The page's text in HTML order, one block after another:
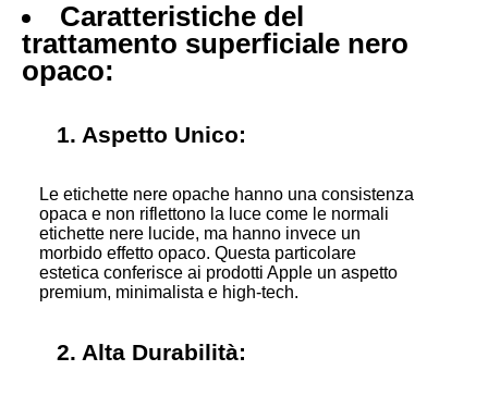
Caratteristiche del
trattamento superficiale nero
opaco:
1. Aspetto Unico:
Le etichette nere opache hanno una consistenza
opaca e non riflettono la luce come le normali
etichette nere lucide, ma hanno invece un
morbido effetto opaco. Questa particolare
estetica conferisce ai prodotti Apple un aspetto
premium, minimalista e high-tech.
2. Alta Durabilità: